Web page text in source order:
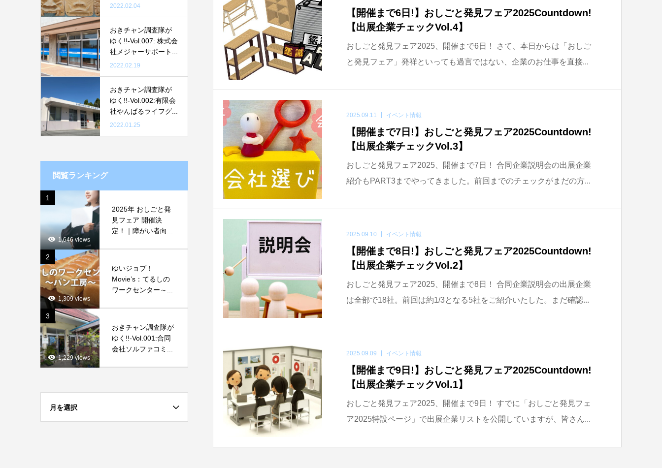
【開催まで6日!】おしごと発見フェア2025Countdown!
【出展企業チェックVol.4】
おしごと発見フェア2025、開催まで6日！ さて、本日からは「おしご
と発見フェア」発祥といっても過言ではない、企業のお仕事を直接...
2025.09.11 イベント情報
【開催まで7日!】おしごと発見フェア2025Countdown!
【出展企業チェックVol.3】
おしごと発見フェア2025、開催まで7日！ 合同企業説明会の出展企業
紹介もPART3までやってきました。前回までのチェックがまだの方...
2025.09.10 イベント情報
【開催まで8日!】おしごと発見フェア2025Countdown!
【出展企業チェックVol.2】
おしごと発見フェア2025、開催まで8日！ 合同企業説明会の出展企業
は全部で18社。前回は約1/3となる5社をご紹介いたした。まだ確認...
2025.09.09 イベント情報
【開催まで9日!】おしごと発見フェア2025Countdown!
【出展企業チェックVol.1】
おしごと発見フェア2025、開催まで9日！ すでに「おしごと発見フェ
ア2025特設ページ」で出展企業リストを公開していますが、皆さん...
2022.02.04
おきチャン調査隊が
ゆく!!-Vol.007: 株式会
社メジャーサポート...
2022.02.19
おきチャン調査隊が
ゆく!!-Vol.002:有限会
社やんばるライフグ...
2022.01.25
閲覧ランキング
1
1,646 views
2025年 おしごと発
見フェア 開催決
定！｜障がい者向...
2
1,309 views
ゆいジョブ！
Movie’s：てるしの
ワークセンター～...
3
1,229 views
おきチャン調査隊が
ゆく!!-Vol.001:合同
会社ソルファコミ...
月を選択